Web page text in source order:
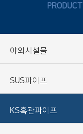
PRODUCT
야외시설물
SUS파이프
KS흑관파이프